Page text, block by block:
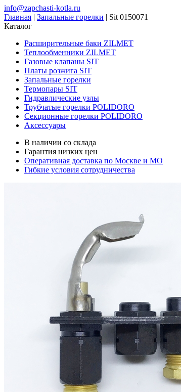
info@zapchasti-kotla.ru
Главная | Запальные горелки | Sit 0150071
Каталог
Расширительные баки ZILMET
Теплообменники ZILMET
Газовые клапаны SIT
Платы розжига SIT
Запальные горелки
Термопары SIT
Гидравлические узлы
Трубчатые горелки POLIDORO
Секционные горелки POLIDORO
Аксессуары
В наличии со склада
Гарантия низких цен
Оперативная доставка по Москве и МО
Гибкие условия сотрудничества